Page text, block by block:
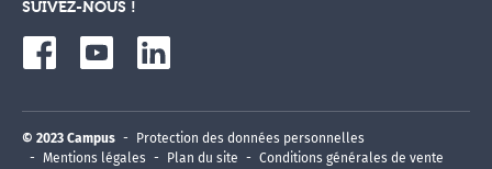
SUIVEZ-NOUS !
© 2023 Campus
Protection des données personnelles
Mentions légales
Plan du site Conditions générales de vente